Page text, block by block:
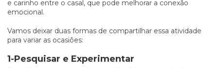
e carinho entre o casal, que pode melhorar a conexão
emocional.
Vamos deixar duas formas de compartilhar essa atividade
para variar as ocasiões:
1-Pesquisar e Experimentar